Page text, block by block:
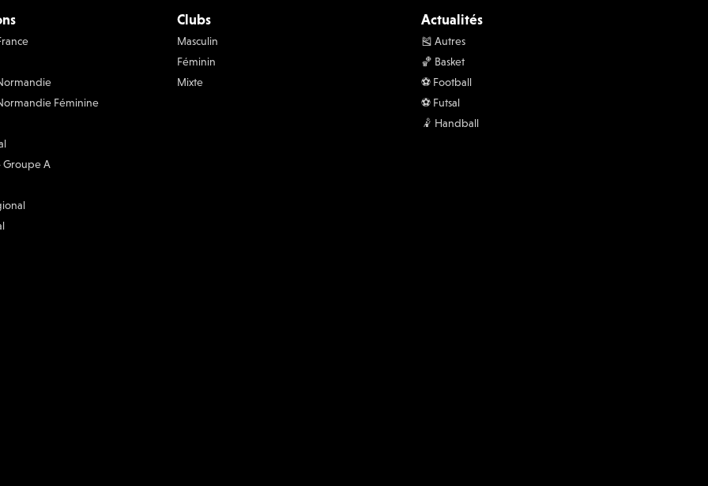
Féminine
Groupe A
Clubs
Masculin
Féminin
Mixte
Actualités
🎽 Autres
🏀 Basket
⚽️ Football
⚽️ Futsal
🤾 Handball